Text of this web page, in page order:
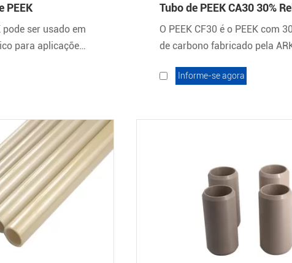
PEEK
pode ser usado em
para aplicações
como uma
Tubo de PEEK CA30 30%
Carbono
O PEEK CF30 é o PEEK com
de carbono fabricado pela
reforço de fibra de carbono
Informe-se agora